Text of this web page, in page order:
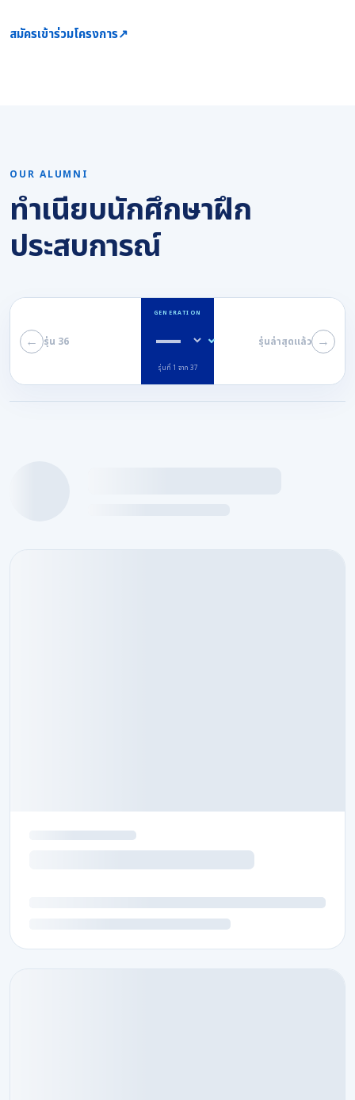
สมัครเข้าร่วมโครงการ↗
OUR ALUMNI
ทำเนียบนักศึกษาฝึก
ประสบการณ์
← รุ่น 36
GENERATION
รุ่นที่ 1 จาก 37
รุ่นล่าสุดแล้ว →